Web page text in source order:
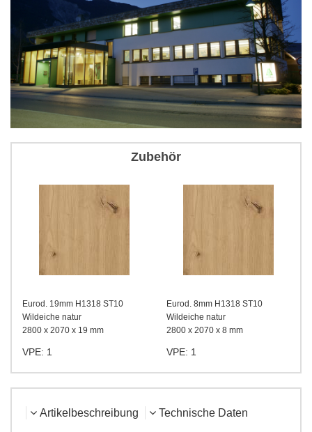
Zubehör
ST10
Eurod. 8mm H1318 ST10
2800 x 2070 x 8 mm
Kante H1318 ST10
75000 x 23 x 0,8 mm
Artikelbeschreibung Technische Daten